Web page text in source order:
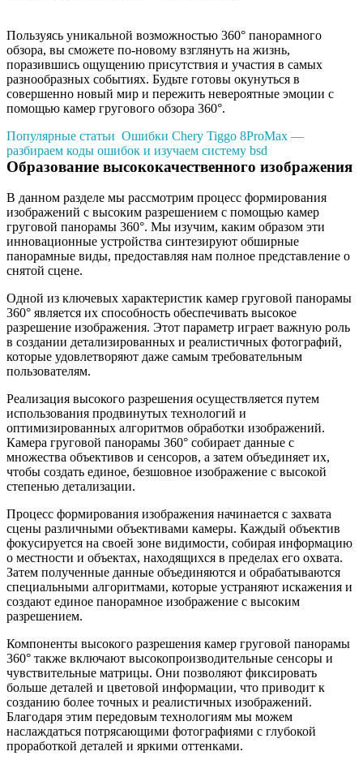
Пользуясь уникальной возможностью 360° панорамного
обзора, вы сможете по-новому взглянуть на жизнь,
поразившись ощущению присутствия и участия в самых
разнообразных событиях. Будьте готовы окунуться в
совершенно новый мир и пережить невероятные эмоции с
помощью камер гругового обзора 360°.
Популярные статьи Ошибки Chery Tiggo 8ProMax —
разбираем коды ошибок и изучаем систему bsd
Образование высококачественного изображения
В данном разделе мы рассмотрим процесс формирования
изображений с высоким разрешением с помощью камер
груговой панорамы 360°. Мы изучим, каким образом эти
инновационные устройства синтезируют обширные
панорамные виды, предоставляя нам полное представление о
снятой сцене.
Одной из ключевых характеристик камер груговой панорамы
360° является их способность обеспечивать высокое
разрешение изображения. Этот параметр играет важную роль
в создании детализированных и реалистичных фотографий,
которые удовлетворяют даже самым требовательным
пользователям.
Реализация высокого разрешения осуществляется путем
использования продвинутых технологий и
оптимизированных алгоритмов обработки изображений.
Камера груговой панорамы 360° собирает данные с
множества объективов и сенсоров, а затем объединяет их,
чтобы создать единое, безшовное изображение с высокой
степенью детализации.
Процесс формирования изображения начинается с захвата
сцены различными объективами камеры. Каждый объектив
фокусируется на своей зоне видимости, собирая информацию
о местности и объектах, находящихся в пределах его охвата.
Затем полученные данные объединяются и обрабатываются
специальными алгоритмами, которые устраняют искажения и
создают единое панорамное изображение с высоким
разрешением.
Компоненты высокого разрешения камер груговой панорамы
360° также включают высокопроизводительные сенсоры и
чувствительные матрицы. Они позволяют фиксировать
больше деталей и цветовой информации, что приводит к
созданию более точных и реалистичных изображений.
Благодаря этим передовым технологиям мы можем
наслаждаться потрясающими фотографиями с глубокой
проработкой деталей и яркими оттенками.